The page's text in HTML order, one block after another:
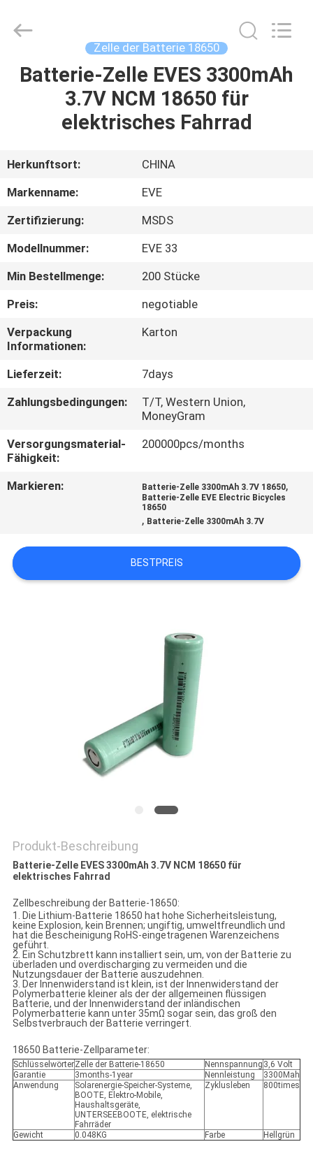
HAUS
PRODUKTE
ÜBER
UNS
FABRIK-
AUSFLUG
QUALITÄTSKONTROLLE
TRETEN
SIE
MIT
IN
VERBINDUNG
FÄLLE
Ltd..
Developed
Zelle der Batterie 18650
Batterie-Zelle EVES 3300mAh
3.7V NCM 18650 für
elektrisches Fahrrad
Herkunftsort:
CHINA
Markenname:
EVE
Zertifizierung:
MSDS
Modellnummer:
EVE 33
Min Bestellmenge:
200 Stücke
Preis:
negotiable
Verpackung
Informationen:
Karton
Lieferzeit:
7days
Zahlungsbedingungen:
T/T, Western Union,
MoneyGram
Versorgungsmaterial-
Fähigkeit:
200000pcs/months
Markieren: Batterie-Zelle 3300mAh 3.7V 18650,
Batterie-Zelle EVE Electric Bicycles
18650
, Batterie-Zelle 3300mAh 3.7V
BESTPREIS
Produkt-Beschreibung
Batterie-Zelle EVES 3300mAh 3.7V NCM 18650 für
elektrisches Fahrrad
Zellbeschreibung der Batterie-18650:
1. Die Lithium-Batterie 18650 hat hohe Sicherheitsleistung,
keine Explosion, kein Brennen; ungiftig, umweltfreundlich und
hat die Bescheinigung RoHS-eingetragenen Warenzeichens
geführt.
2. Ein Schutzbrett kann installiert sein, um, von der Batterie zu
überladen und overdischarging zu vermeiden und die
Nutzungsdauer der Batterie auszudehnen.
3. Der Innenwiderstand ist klein, ist der Innenwiderstand der
Polymerbatterie kleiner als der der allgemeinen flüssigen
Batterie, und der Innenwiderstand der inländischen
Polymerbatterie kann unter 35mΩ sogar sein, das groß den
Selbstverbrauch der Batterie verringert.
18650 Batterie-Zellparameter:
SchlüsselwörterZelle der Batterie-18650 Nennspannung 3,6 Volt
Garantie
3months-1year Nennleistung
3300Mah
Anwendung
Solarenergie-Speicher-Systeme,
BOOTE, Elektro-Mobile,
Haushaltsgeräte,
UNTERSEEBOOTE, elektrische
Fahrräder
Zyklusleben 800times
Gewicht 0.048KG Farbe Hellgrün